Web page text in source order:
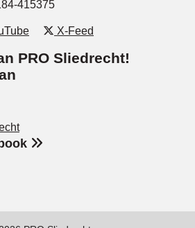
415375
X-Feed
PRO Sliedrecht!